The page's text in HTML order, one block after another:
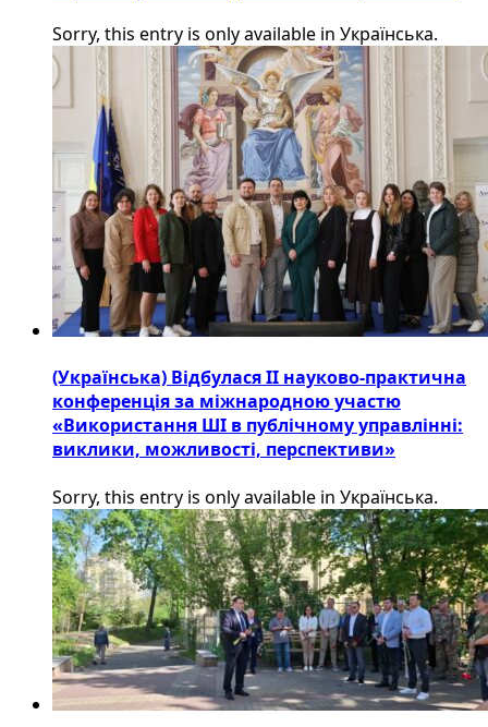
Sorry, this entry is only available in Українська.
(Українська) Відбулася ІІ науково-практична
конференція за міжнародною участю
«Використання ШІ в публічному управлінні:
виклики, можливості, перспективи»
Sorry, this entry is only available in Українська.